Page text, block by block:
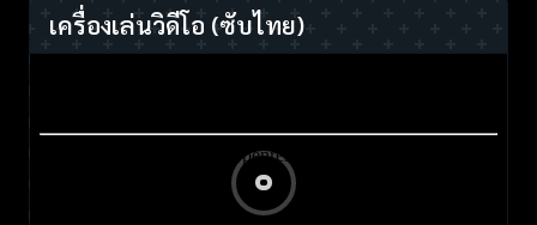
เครื่องเล่นวิดีโอ (ซับไทย)